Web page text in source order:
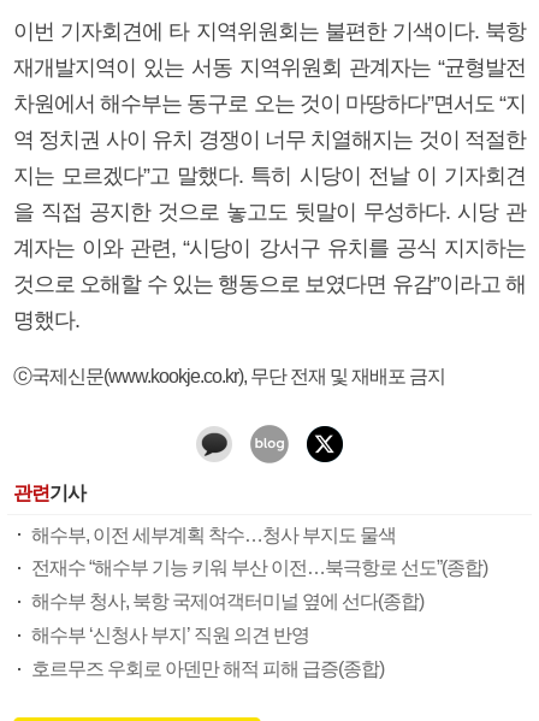
이번 기자회견에 타 지역위원회는 불편한 기색이다. 북항
재개발지역이 있는 서동 지역위원회 관계자는 “균형발전
차원에서 해수부는 동구로 오는 것이 마땅하다”면서도 “지
역 정치권 사이 유치 경쟁이 너무 치열해지는 것이 적절한
지는 모르겠다”고 말했다. 특히 시당이 전날 이 기자회견
을 직접 공지한 것으로 놓고도 뒷말이 무성하다. 시당 관
계자는 이와 관련, “시당이 강서구 유치를 공식 지지하는
것으로 오해할 수 있는 행동으로 보였다면 유감”이라고 해
명했다.
ⓒ국제신문(www.kookje.co.kr), 무단 전재 및 재배포 금지
관련기사
해수부, 이전 세부계획 착수…청사 부지도 물색
전재수 “해수부 기능 키워 부산 이전…북극항로 선도”(종합)
해수부 청사, 북항 국제여객터미널 옆에 선다(종합)
해수부 ‘신청사 부지’ 직원 의견 반영
호르무즈 우회로 아덴만 해적 피해 급증(종합)